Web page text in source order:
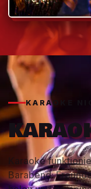
KARAOKE
Karaoke
Barabend: